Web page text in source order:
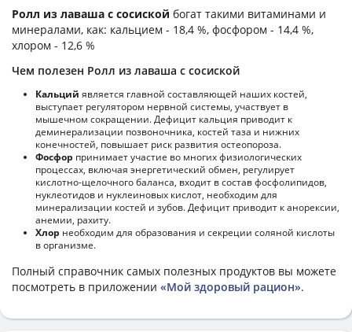
Ролл из лаваша с сосиской богат такими витаминами и
минералами, как: кальцием - 18,4 %, фосфором - 14,4 %,
хлором - 12,6 %
Чем полезен Ролл из лаваша с сосиской
Кальций является главной составляющей наших костей,
выступает регулятором нервной системы, участвует в
мышечном сокращении. Дефицит кальция приводит к
деминерализации позвоночника, костей таза и нижних
конечностей, повышает риск развития остеопороза.
Фосфор принимает участие во многих физиологических
процессах, включая энергетический обмен, регулирует
кислотно-щелочного баланса, входит в состав фосфолипидов,
нуклеотидов и нуклеиновых кислот, необходим для
минерализации костей и зубов. Дефицит приводит к анорексии,
анемии, рахиту.
Хлор необходим для образования и секреции соляной кислоты
в организме.
Полный справочник самых полезных продуктов вы можете
посмотреть в приложении «Мой здоровый рацион».